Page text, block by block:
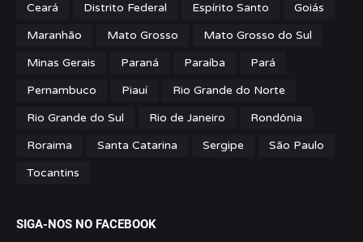
Ceará
Distrito Federal Espírito Santo
Goiás
Maranhão
Mato Grosso
Mato Grosso do Sul
Minas Gerais
Paraná Paraíba
Pará
Pernambuco
Piauí
Rio Grande do Norte
Rio Grande do Sul
Rio de Janeiro
Rondônia
Roraima
Santa Catarina Sergipe
São Paulo
Tocantins
SIGA-NOS NO FACEBOOK